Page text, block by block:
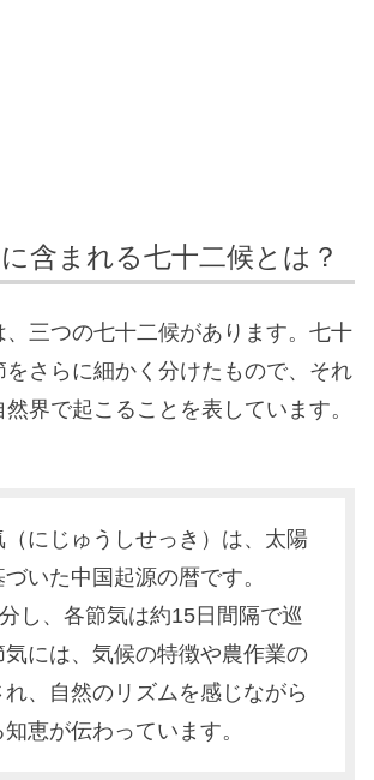
含まれる七十二候とは？
三つの七十二候があります。七十
をさらに細かく分けたもので、それ
界で起こることを表しています。
（にじゅうしせっき）は、太陽
いた中国起源の暦です。
し、各節気は約15日間隔で巡
気には、気候の特徴や農作業の
れ、自然のリズムを感じながら
恵が伝わっています。